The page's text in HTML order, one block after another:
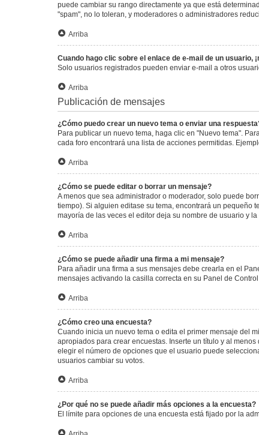
puede cambiar su rango directamente ya que está
"spam", no lo toleran, y moderadores o administradores
Arriba
Cuando hago clic sobre el enlace de e-mail de un usuario,
Solo usuarios registrados pueden enviar e-mail a otros
Arriba
Publicación de mensajes
¿Cómo puedo crear un nuevo tema o enviar una
Para publicar un nuevo tema, haga clic en "Nuevo tema".
cada foro encontrará una lista de acciones permitidas.
Arriba
¿Cómo se puede editar o borrar un mensaje?
A menos que sea administrador o moderador, solo puede
tiempo). Si alguien editase su tema, encontrará un pequeño
mayoría de las veces el editor deja su nombre de usuario y
Arriba
¿Cómo se puede añadir una firma a mi mensaje?
Para añadir una firma a sus mensajes debe crearla en el
mensajes activando la casilla correcta en su Panel de
Arriba
¿Cómo creo una encuesta?
Cuando inicia un nuevo tema o edita el primer mensaje del
apropiados para crear encuestas. Inserte un título y al
elegir el número de opciones que el usuario puede
usuarios cambiar su votos.
Arriba
¿Por qué no se puede añadir más opciones a la encuesta?
El límite para opciones de una encuesta está fijado por la